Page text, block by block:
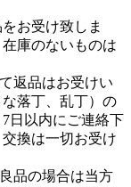
お受け致しま
庫のないものは
返品はお受けい
落丁、乱丁）の
日以内にご連絡下
換は一切お受け
品の場合は当方